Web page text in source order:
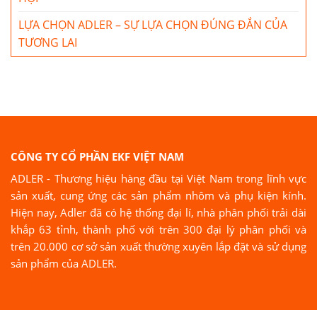
LỰA CHỌN ADLER – SỰ LỰA CHỌN ĐÚNG ĐẮN CỦA
TƯƠNG LAI
CÔNG TY CỔ PHẦN EKF VIỆT NAM
ADLER - Thương hiệu hàng đầu tại Việt Nam trong lĩnh vực
sản xuất, cung ứng các sản phẩm nhôm và phụ kiện kính.
Hiện nay, Adler đã có hệ thống đại lí, nhà phân phối trải dài
khắp 63 tỉnh, thành phố với trên 300 đại lý phân phối và
trên 20.000 cơ sở sản xuất thường xuyên lắp đặt và sử dụng
sản phẩm của ADLER.